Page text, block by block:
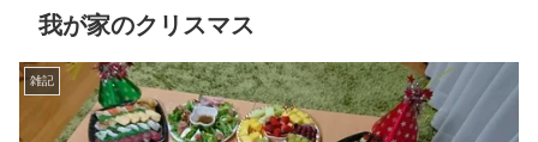
我が家のクリスマス
雑記